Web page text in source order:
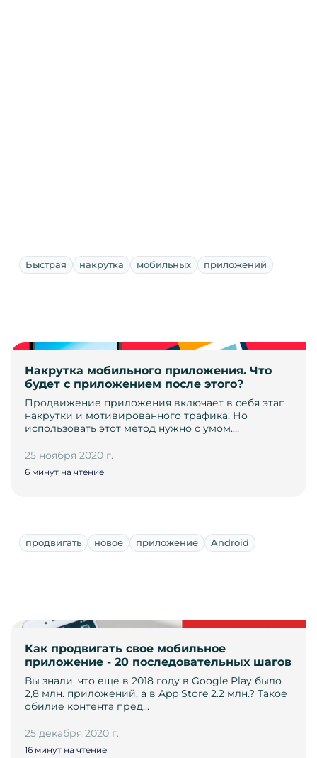
Быстрая накрутка мобильных приложений
Накрутка мобильного приложения. Что
будет с приложением после этого?
Продвижение приложения включает в себя этап
накрутки и мотивированного трафика. Но
использовать этот метод нужно с умом.…
25 ноября 2020 г.
6 минут на чтение
продвигать новое приложение Android
Как продвигать свое мобильное
приложение - 20 последовательных шагов
Вы знали, что еще в 2018 году в Google Play было
2,8 млн. приложений, а в App Store 2.2 млн.? Такое
обилие контента пред…
25 декабря 2020 г.
16 минут на чтение